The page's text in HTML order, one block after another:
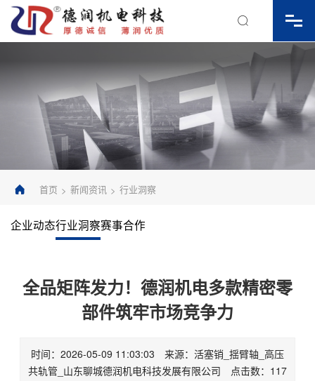

 首页 > 新闻资讯 > 行业洞察
企业动态行业洞察赛事合作
全品矩阵发力！德润机电多款精密零
部件筑牢市场竞争力
时间：2026-05-09 11:03:03 来源：活塞销_揺臂轴_高压
共轨管_山东聊城德润机电科技发展有限公司 点击数：117